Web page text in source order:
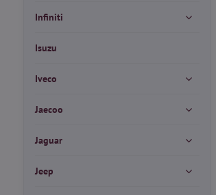
Infiniti
Isuzu
Iveco
Jaecoo
Jaguar
Jeep